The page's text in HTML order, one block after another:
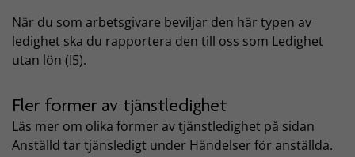
När du som arbetsgivare beviljar den här typen av
ledighet ska du rapportera den till oss som Ledighet
utan lön (I5).
Fler former av tjänstledighet
Läs mer om olika former av tjänstledighet på sidan
Anställd tar tjänsledigt under Händelser för anställda.